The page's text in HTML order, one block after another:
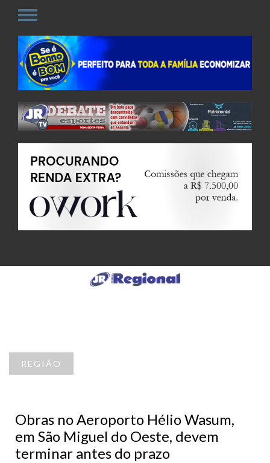
REGIÃO
Obras no Aeroporto Hélio Wasum,
em São Miguel do Oeste, devem
terminar antes do prazo